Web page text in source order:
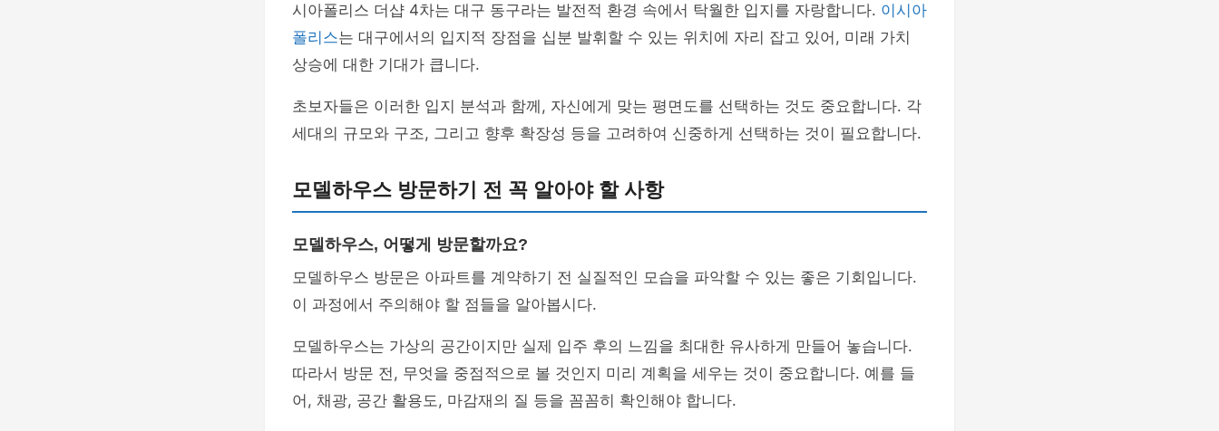
시아폴리스 더샵 4차는 대구 동구라는 발전적 환경 속에서 탁월한 입지를 자랑합니다. 이시아
폴리스는 대구에서의 입지적 장점을 십분 발휘할 수 있는 위치에 자리 잡고 있어, 미래 가치
상승에 대한 기대가 큽니다.
초보자들은 이러한 입지 분석과 함께, 자신에게 맞는 평면도를 선택하는 것도 중요합니다. 각
세대의 규모와 구조, 그리고 향후 확장성 등을 고려하여 신중하게 선택하는 것이 필요합니다.
모델하우스 방문하기 전 꼭 알아야 할 사항
모델하우스, 어떻게 방문할까요?
모델하우스 방문은 아파트를 계약하기 전 실질적인 모습을 파악할 수 있는 좋은 기회입니다.
이 과정에서 주의해야 할 점들을 알아봅시다.
모델하우스는 가상의 공간이지만 실제 입주 후의 느낌을 최대한 유사하게 만들어 놓습니다.
따라서 방문 전, 무엇을 중점적으로 볼 것인지 미리 계획을 세우는 것이 중요합니다. 예를 들
어, 채광, 공간 활용도, 마감재의 질 등을 꼼꼼히 확인해야 합니다.